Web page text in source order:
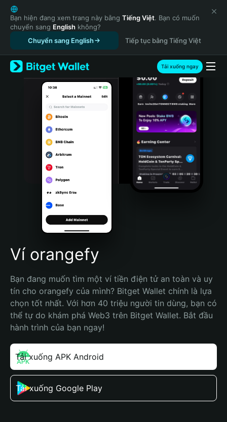
English
日本語
Tiếng Việt
Русский
Español (Latinoamérica)
Türkçe
Italiano
Português (Portugal)
Bahasa Indonesia
Português (Brasil)
Español (Argentina)
Bạn hiện đang xem trang này bằng Tiếng Việt. Bạn có muốn
chuyển sang English không?
Chuyển sang English
Tiếp tục bằng Tiếng Việt
Tải xuống ngay
Ví orangefy
Bạn đang muốn tìm một ví tiền điện tử an toàn và uy
tín cho orangefy của mình? Bitget Wallet chính là lựa
chọn tốt nhất. Với hơn 40 triệu người tin dùng, bạn có
thể tự do khám phá Web3 trên Bitget Wallet. Bắt đầu
hành trình của bạn ngay!
Tải xuống APK Android
Tải xuống Google Play